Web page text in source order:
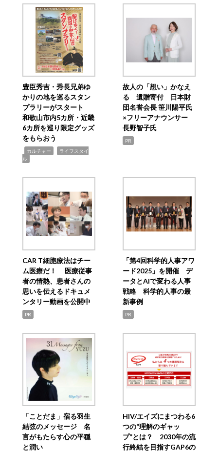
豊臣秀吉・秀長兄弟ゆ
かりの地を巡るスタン
プラリーがスタート
和歌山市内5カ所・近畿
6カ所を巡り限定グッズ
をもらおう
カルチャー
ライフスタイ
ル
故人の「想い」かなえ
る 遺贈寄付 日本財
団名誉会長 笹川陽平氏
×フリーアナウンサー
長野智子氏
PR
CAR T細胞療法はチー
ム医療だ！ 医療従事
者の情熱、患者さんの
思いを伝えるドキュメ
ンタリー動画を公開中
PR
「第4回科学的人事アワ
ード2025」を開催 デ
ータとAIで変わる人事
戦略 科学的人事の最
新事例
PR
「ことだま」宿る羽生
結弦のメッセージ 名
言がもたらす心の平穏
と潤い
HIV/エイズにまつわる6
つの“理解のギャッ
プ”とは？ 2030年の流
行終結を目指すGAP6の